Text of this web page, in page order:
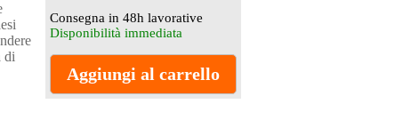
di
Consegna in 48h lavorative
Disponibilità immediata